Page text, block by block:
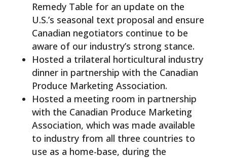
Remedy Table for an update on the
U.S.’s seasonal text proposal and ensure
Canadian negotiators continue to be
aware of our industry’s strong stance.
Hosted a trilateral horticultural industry
dinner in partnership with the Canadian
Produce Marketing Association.
Hosted a meeting room in partnership
with the Canadian Produce Marketing
Association, which was made available
to industry from all three countries to
use as a home-base, during the